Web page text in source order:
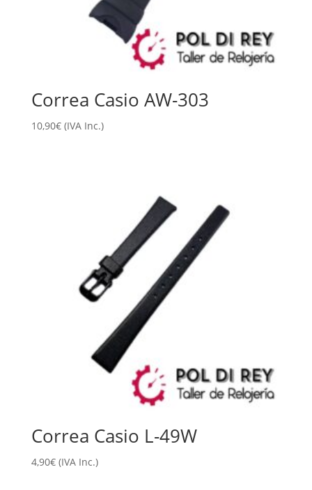
Correa Casio AW-303
10,90€ (IVA Inc.)
Correa Casio L-49W
4,90€ (IVA Inc.)